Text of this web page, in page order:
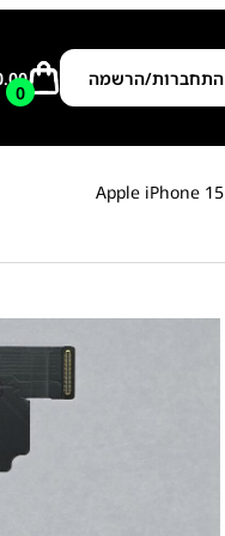
התחברות/הרשמה
0